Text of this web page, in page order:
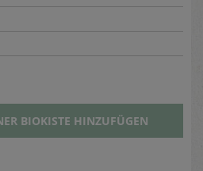
BIOKISTE HINZUFÜGEN